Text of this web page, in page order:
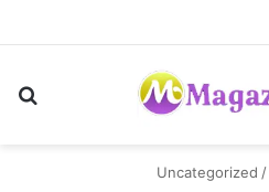
/
Uncategorized